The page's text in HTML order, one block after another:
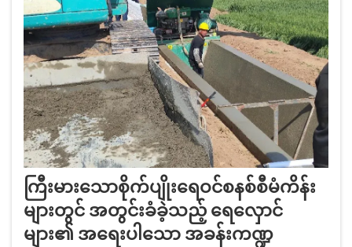
ကြီးမားသောစိုက်ပျိုးရေဝင်စနစ်စီမံကိန်း
များတွင် အတွင်းခံခဲ့သည့် ရေလှောင်
များ၏ အရေးပါသော အခန်းကဏ္ဍ